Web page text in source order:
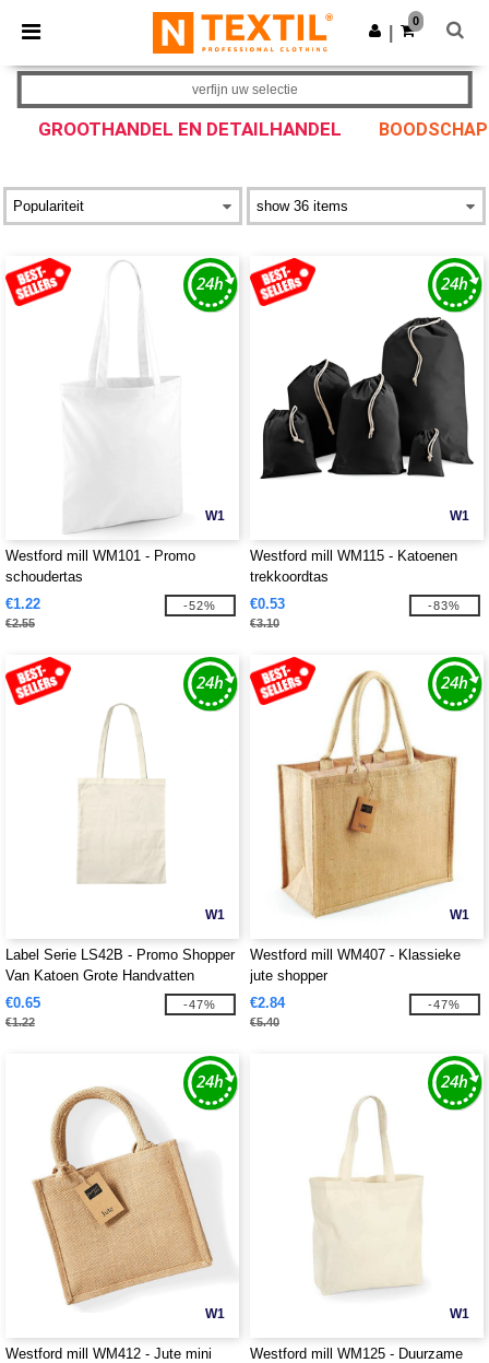
× Ntextil-app
Betere prijzen in de app!
Download app
0
GROOTHANDEL EN DETAILHANDEL
verfijn uw selectie
W1
Westford mill WM101 - Promo
schoudertas
€1.22
€2.55
-52%
W1
Westford mill WM115 - Katoenen
trekkoordtas
€0.53
€3.10
-83%
W1
Label Serie LS42B - Promo Shopper
Van Katoen Grote Handvatten
€0.65
€1.22
-47%
W1
Westford mill WM407 - Klassieke
jute shopper
€2.84
€5.40
-47%
W1
Westford mill WM412 - Jute mini
W1
Westford mill WM125 - Duurzame